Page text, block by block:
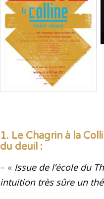
1. Le Chagrin à la
du deuil :
– « Issue de l’école du
intuition très sûre un